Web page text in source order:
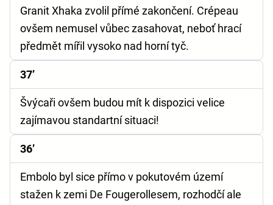
Granit Xhaka zvolil přímé zakončení. Crépeau
ovšem nemusel vůbec zasahovat, neboť hrací
předmět mířil vysoko nad horní tyč.
37’
Švýcaři ovšem budou mít k dispozici velice
zajímavou standartní situaci!
36’
Embolo byl sice přímo v pokutovém území
stažen k zemi De Fougerollesem, rozhodčí ale